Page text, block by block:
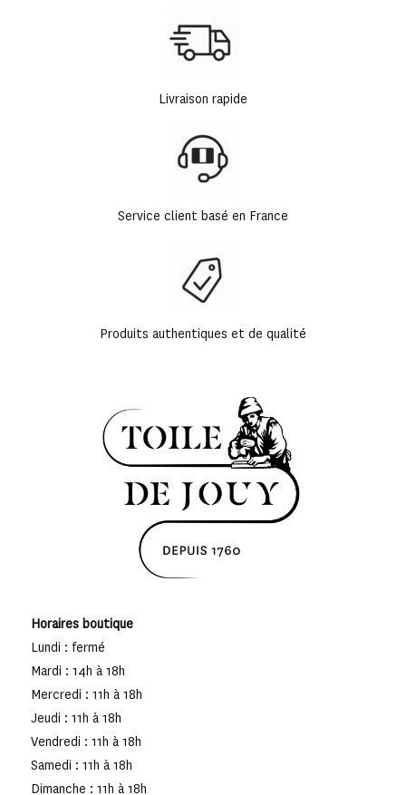
Livraison rapide
Service client basé en France
Produits authentiques et de qualité
Horaires boutique
Lundi : fermé
Mardi : 14h à 18h
Mercredi : 11h à 18h
Jeudi : 11h à 18h
Vendredi : 11h à 18h
Samedi : 11h à 18h
Dimanche : 11h à 18h